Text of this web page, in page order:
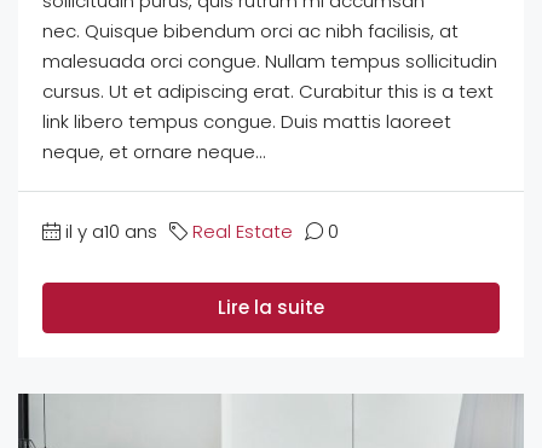
nec. Quisque bibendum orci ac nibh facilisis, at
malesuada orci congue. Nullam tempus sollicitudin
cursus. Ut et adipiscing erat. Curabitur this is a text
link libero tempus congue. Duis mattis laoreet
neque, et ornare neque...
il y a10 ans Real Estate 0
Lire la suite